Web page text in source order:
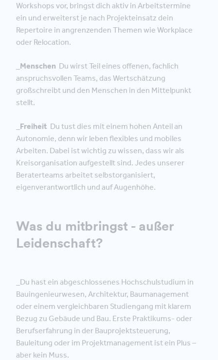
Workshops vor, bringst dich aktiv in Arbeitstermine
ein und erweiterst je nach Projekteinsatz dein
Repertoire in angrenzenden Themen wie Workplace
oder Relocation.
_Menschen Du wirst Teil eines offenen, fachlich
anspruchsvollen Teams, das Wertschätzung
großschreibt und den Menschen in den Mittelpunkt
stellt.
_Freiheit Du tust dies mit einem hohen Anteil an
Autonomie, denn wir leben flexibles und mobiles
Arbeiten. Dabei ist wichtig zu wissen, dass wir als
Kreisorganisation aufgestellt sind. Jedes unserer
Beraterteams arbeitet selbstorganisiert,
eigenverantwortlich und auf Augenhöhe.
Was du mitbringst - außer
Leidenschaft?
_Du hast ein abgeschlossenes Hochschulstudium in
Bauingenieurwesen, Architektur, Baumanagement
oder einem vergleichbaren Studiengang mit klarem
Bezug zu Gebäude und Bau. Erste Praktikums- oder
Berufserfahrung in der Bauprojektsteuerung,
Bauleitung oder im Projektmanagement ist ein Plus –
aber kein Muss.